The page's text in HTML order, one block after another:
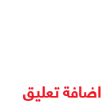
اضافة تعليق